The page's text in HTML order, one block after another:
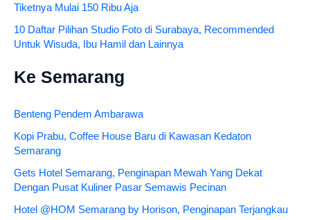
Tiketnya Mulai 150 Ribu Aja
10 Daftar Pilihan Studio Foto di Surabaya, Recommended
Untuk Wisuda, Ibu Hamil dan Lainnya
Ke Semarang
Benteng Pendem Ambarawa
Kopi Prabu, Coffee House Baru di Kawasan Kedaton
Semarang
Gets Hotel Semarang, Penginapan Mewah Yang Dekat
Dengan Pusat Kuliner Pasar Semawis Pecinan
Hotel @HOM Semarang by Horison, Penginapan Terjangkau